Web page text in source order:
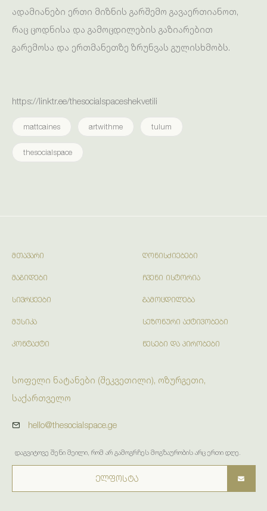
ადამიანები ერთი მიზნის გარშემო გავაერთიანოთ,
რაც ცოდნისა და გამოცდილების გაზიარებით
გარემოსა და ერთმანეთზე ზრუნვას გულისხმობს.
https://linktr.ee/thesocialspaceshekvetili
mattcaines artwithme tulum
thesocialspace
ᲛᲗᲐᲕᲐᲠᲘ ᲦᲝᲜᲘᲡᲫᲘᲔᲑᲔᲑᲘ
ᲛᲐᲒᲘᲓᲔᲑᲘ ᲩᲕᲔᲜᲘ ᲘᲡᲢᲝᲠᲘᲐ
ᲡᲘᲕᲠᲪᲔᲔᲑᲘ ᲒᲐᲛᲝᲪᲓᲘᲚᲔᲑᲐ
ᲛᲣᲡᲘᲙᲐ ᲡᲔᲖᲝᲜᲣᲠᲘ ᲐᲥᲢᲘᲕᲝᲑᲔᲑᲘ
ᲙᲝᲜᲢᲐᲥᲢᲘ ᲬᲔᲡᲔᲑᲘ ᲓᲐ ᲞᲘᲠᲝᲑᲔᲑᲘ
სოფელი ნატანები (შეკვეთილი), ოზურგეთი,
საქართველო
hello@thesocialspace.ge
დაგვიტოვე შენი მეილი, რომ არ გამოგრჩეს მოგზაურობის არც ერთი დღე.